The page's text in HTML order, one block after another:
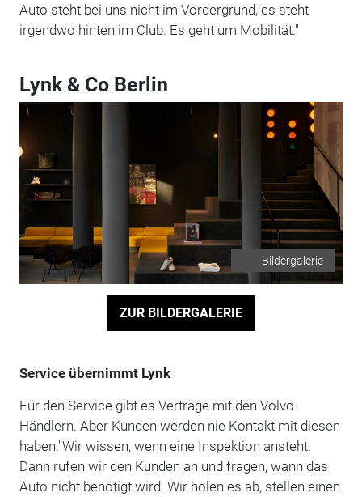
Auto steht bei uns nicht im Vordergrund, es steht
irgendwo hinten im Club. Es geht um Mobilität."
Lynk & Co Berlin
Bildergalerie
ZUR BILDERGALERIE
Service übernimmt Lynk
Für den Service gibt es Verträge mit den Volvo-
Händlern. Aber Kunden werden nie Kontakt mit diesen
haben."Wir wissen, wenn eine Inspektion ansteht.
Dann rufen wir den Kunden an und fragen, wann das
Auto nicht benötigt wird. Wir holen es ab, stellen einen